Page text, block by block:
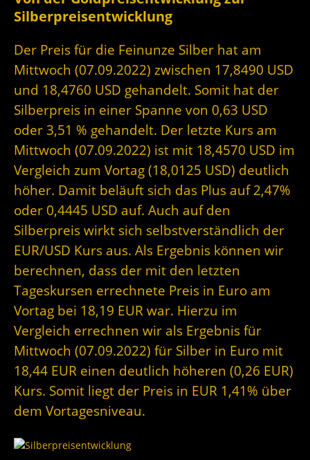
Silberpreisentwicklung
Der Preis für die Feinunze Silber hat am
Mittwoch (07.09.2022) zwischen 17,8490 USD
und 18,4760 USD gehandelt. Somit hat der
Silberpreis in einer Spanne von 0,63 USD
oder 3,51 % gehandelt. Der letzte Kurs am
Mittwoch (07.09.2022) ist mit 18,4570 USD im
Vergleich zum Vortag (18,0125 USD) deutlich
höher. Damit beläuft sich das Plus auf 2,47%
oder 0,4445 USD auf. Auch auf den
Silberpreis wirkt sich selbstverständlich der
EUR/USD Kurs aus. Als Ergebnis können wir
berechnen, dass der mit den letzten
Tageskursen errechnete Preis in Euro am
Vortag bei 18,19 EUR war. Hierzu im
Vergleich errechnen wir als Ergebnis für
Mittwoch (07.09.2022) für Silber in Euro mit
18,44 EUR einen deutlich höheren (0,26 EUR)
Kurs. Somit liegt der Preis in EUR 1,41% über
dem Vortagesniveau.